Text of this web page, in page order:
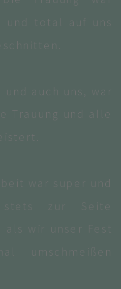
und total auf uns
und auch uns, war
Trauung und alle
war super und
zur Seite
als wir unser Fest
umschmeißen